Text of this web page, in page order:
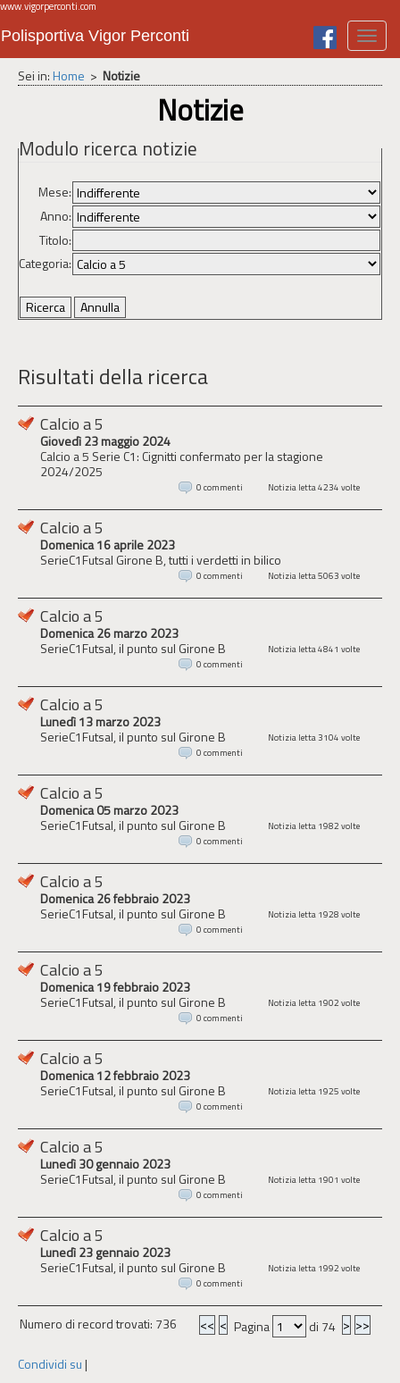
www.vigorperconti.com
Polisportiva Vigor Perconti
Sei in:Home > Notizie
Notizie
Modulo ricerca notizie
Mese:
Anno:
Titolo:
Categoria:
Risultati della ricerca
Calcio a 5
Giovedì 23 maggio 2024
Calcio a 5 Serie C1: Cignitti confermato per la stagione
2024/2025
Notizia letta 4234 volte
0 commenti
Calcio a 5
Domenica 16 aprile 2023
SerieC1Futsal Girone B, tutti i verdetti in bilico
Notizia letta 5063 volte
0 commenti
Calcio a 5
Domenica 26 marzo 2023
SerieC1Futsal, il punto sul Girone B
Notizia letta 4841 volte
0 commenti
Calcio a 5
Lunedì 13 marzo 2023
SerieC1Futsal, il punto sul Girone B
Notizia letta 3104 volte
0 commenti
Calcio a 5
Domenica 05 marzo 2023
SerieC1Futsal, il punto sul Girone B
Notizia letta 1982 volte
0 commenti
Calcio a 5
Domenica 26 febbraio 2023
SerieC1Futsal, il punto sul Girone B
Notizia letta 1928 volte
0 commenti
Calcio a 5
Domenica 19 febbraio 2023
SerieC1Futsal, il punto sul Girone B
Notizia letta 1902 volte
0 commenti
Calcio a 5
Domenica 12 febbraio 2023
SerieC1Futsal, il punto sul Girone B
Notizia letta 1925 volte
0 commenti
Calcio a 5
Lunedì 30 gennaio 2023
SerieC1Futsal, il punto sul Girone B
Notizia letta 1901 volte
0 commenti
Calcio a 5
Lunedì 23 gennaio 2023
SerieC1Futsal, il punto sul Girone B
Notizia letta 1992 volte
0 commenti
Numero di record trovati: 736 << < Pagina di 74 > >>
Condividi su|